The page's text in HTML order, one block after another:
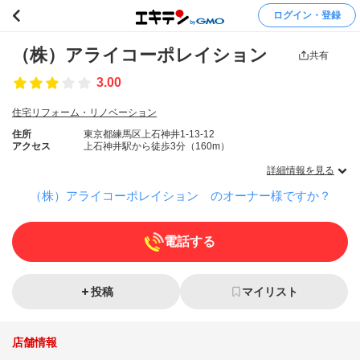
ログイン・登録
（株）アライコーポレイション 共有
3.00
住宅リフォーム・リノベーション
住所
東京都練馬区上石神井1-13-12
アクセス
上石神井駅から徒歩3分（160m）
詳細情報を見る
（株）アライコーポレイション のオーナー様ですか？
電話する
投稿 マイリスト
店舗情報